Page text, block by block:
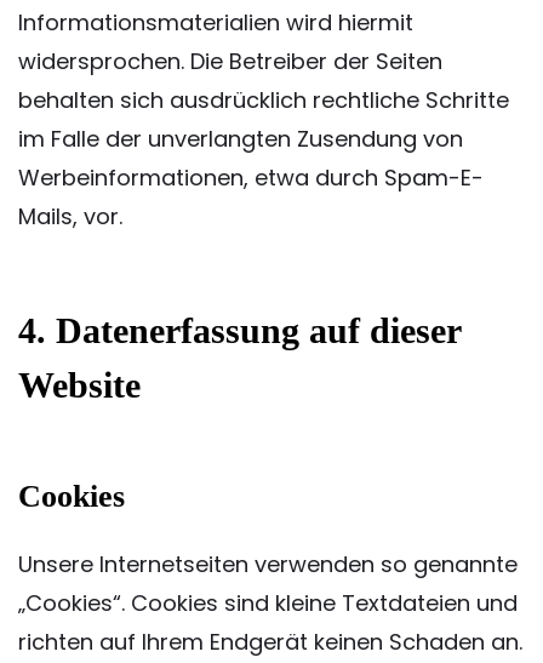
Informationsmaterialien wird hiermit
widersprochen. Die Betreiber der Seiten
behalten sich ausdrücklich rechtliche Schritte
im Falle der unverlangten Zusendung von
Werbeinformationen, etwa durch Spam-E-
Mails, vor.
4. Datenerfassung auf dieser
Website
Cookies
Unsere Internetseiten verwenden so genannte
„Cookies“. Cookies sind kleine Textdateien und
richten auf Ihrem Endgerät keinen Schaden an.